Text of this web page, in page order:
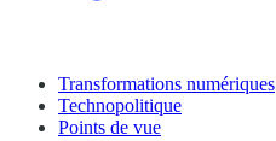
Transformations numériques
Technopolitique
Points de vue